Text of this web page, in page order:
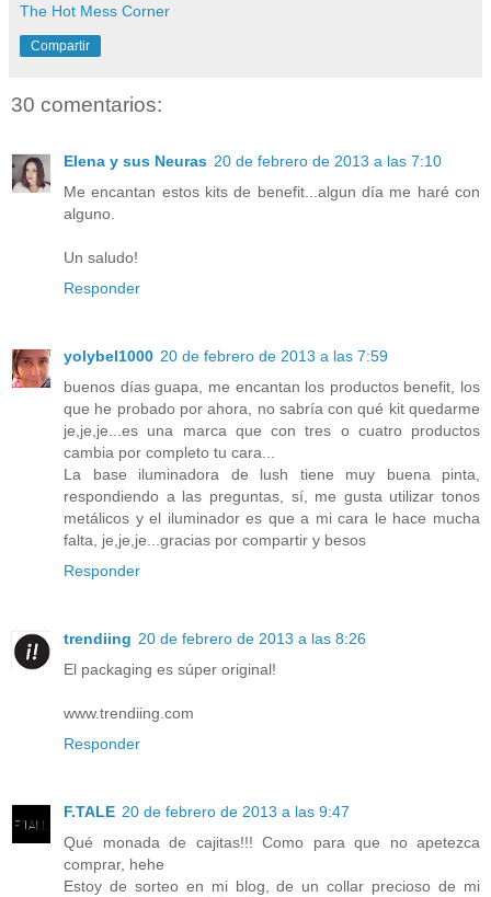
The Hot Mess Corner
Compartir
30 comentarios:
Elena y sus Neuras 20 de febrero de 2013 a las 7:10
Me encantan estos kits de benefit...algun día me haré con
alguno.
Un saludo!
Responder
yolybel1000 20 de febrero de 2013 a las 7:59
buenos días guapa, me encantan los productos benefit, los
que he probado por ahora, no sabría con qué kit quedarme
je,je,je...es una marca que con tres o cuatro productos
cambia por completo tu cara...
La base iluminadora de lush tiene muy buena pinta,
respondiendo a las preguntas, sí, me gusta utilizar tonos
metálicos y el iluminador es que a mi cara le hace mucha
falta, je,je,je...gracias por compartir y besos
Responder
trendiing 20 de febrero de 2013 a las 8:26
El packaging es súper original!
www.trendiing.com
Responder
F.TALE 20 de febrero de 2013 a las 9:47
Qué monada de cajitas!!! Como para que no apetezca
comprar, hehe
Estoy de sorteo en mi blog, de un collar precioso de mi